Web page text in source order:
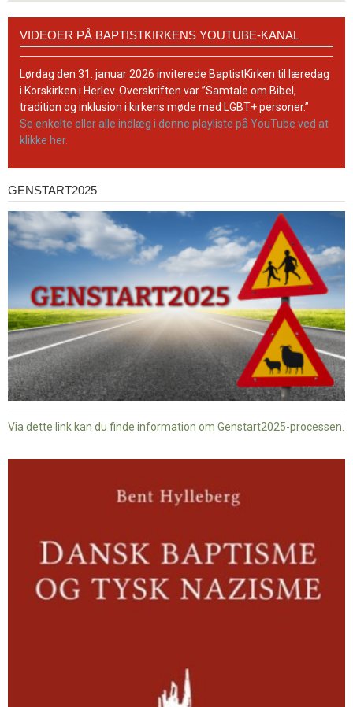
BaptistKirkens
YouTube-
kanal
VIDEOER PÅ BAPTISTKIRKENS YOUTUBE-KANAL
Lørdag den 31. januar 2026 inviterede BaptistKirken til læredag
i Korskirken i Herlev. Overskriften var ”Samtale om Bibel,
tradition og inklusion i kirkens møde med LGBT+ personer.”
Se enkelte eller alle indlæg i denne playliste på YouTube ved at
klikke her.
Genstart2025
GENSTART2025
Via dette link kan du finde information om Genstart2025-processen.